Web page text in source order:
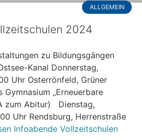
ALLGEMEIN
2024
zu Bildungsgängen
Kanal Donnerstag,
Uhr Osterrönfeld, Grüner
Gymnasium „Erneuerbare
zum Abitur) Dienstag,
Uhr Rendsburg, Herrenstraße
Infoabende Vollzeitschulen